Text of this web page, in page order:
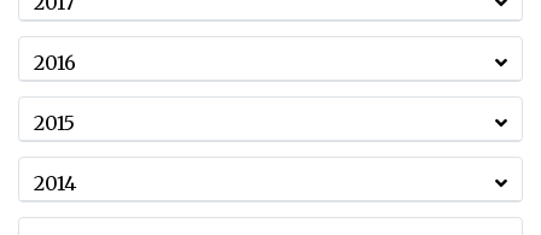
2016
2015
2014